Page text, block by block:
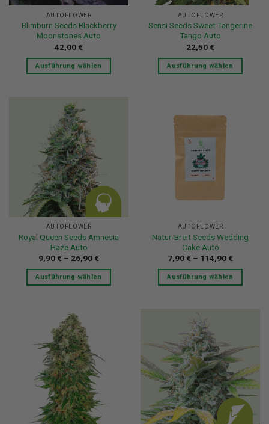
AUTOFLOWER
Blimburn Seeds Blackberry
Moonstones Auto
42,00 €
Ausführung wählen
weist
mehrere
Varianten
auf.
Die
Optionen
können
auf
der
Produktseite
gewählt
werden
AUTOFLOWER
Sensi Seeds Sweet Tangerine
Tango Auto
22,50 €
Ausführung wählen
mehrere
auf.
Die
Optionen
können
gewählt
werden
AUTOFLOWER
Royal Queen Seeds Amnesia
Haze Auto
9,90 € – 26,90 €
Ausführung wählen
weist
mehrere
Varianten
auf.
Die
Optionen
können
auf
der
AUTOFLOWER
Natur-Breit Seeds Wedding
Cake Auto
7,90 € – 114,90 €
Ausführung wählen
mehrere
Varianten
auf.
Die
Optionen
können
auf
der